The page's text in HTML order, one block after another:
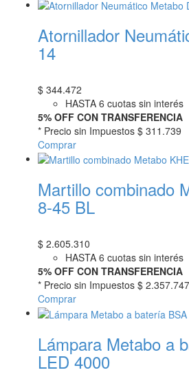
Atornillador
14
$ 344.472
HASTA 6 cuotas sin interés
5% OFF CON TRANSFERENCIA
* Precio sin Impuestos $ 311.739
Comprar
Martillo combinado
8-45 BL
$ 2.605.310
HASTA 6 cuotas sin interés
5% OFF CON TRANSFERENCIA
* Precio sin Impuestos $ 2.357.747
Comprar
Lámpara Metabo a
LED 4000